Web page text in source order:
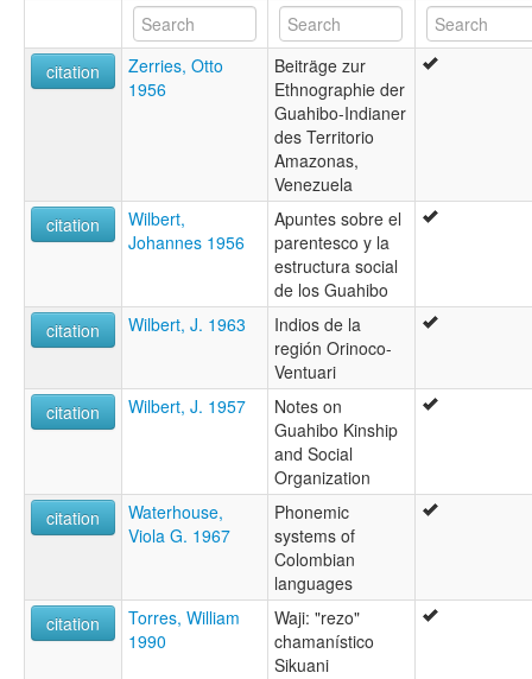
citation
Zerries, Otto
1956
Beiträge zur
Ethnographie der
Guahibo-Indianer
des Territorio
Amazonas,
Venezuela
citation
Wilbert,
Johannes 1956
Apuntes sobre el
parentesco y la
estructura social
de los Guahibo
citation
Wilbert, J. 1963
Indios de la
región Orinoco-
Ventuari
citation
Wilbert, J. 1957
Notes on
Guahibo Kinship
and Social
Organization
citation
Waterhouse,
Viola G. 1967
Phonemic
systems of
Colombian
languages
citation
Torres, William
1990
Waji: "rezo"
chamanístico
Sikuani